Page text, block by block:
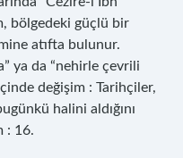
bölgedeki güçlü bir
atıfta bulunur.
ya da “nehirle çevrili
değişim : Tarihçiler,
halini aldığını
: 16.